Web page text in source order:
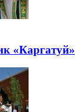
«Каргатуй»